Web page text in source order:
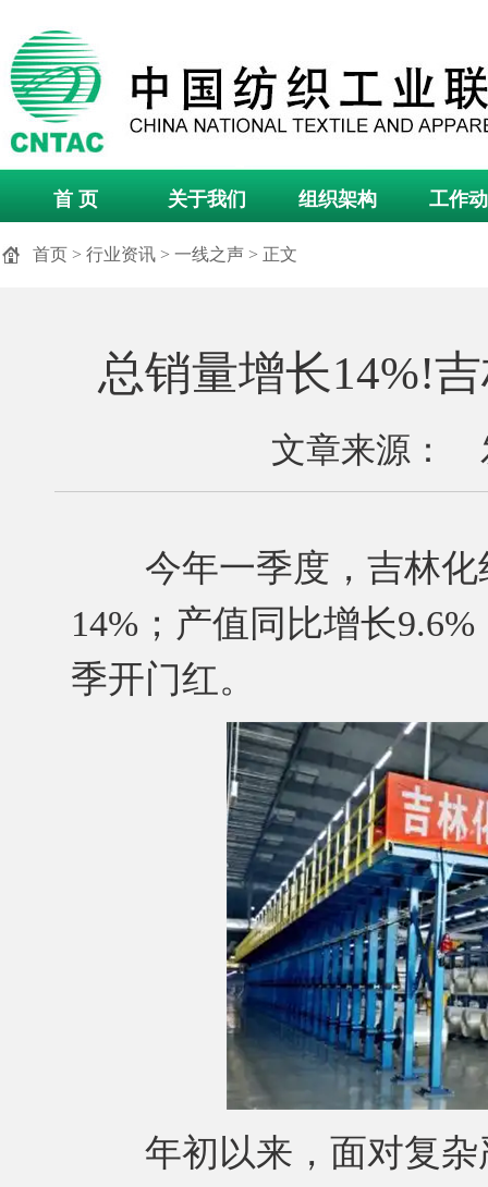
首 页 关于我们 组织架构 工作
首页 > 行业资讯 > 一线之声 > 正文
总销量增长14%!
文章来源：
今年一季度，吉林化
14%；产值同比增长
季开门红。
年初以来，面对复杂